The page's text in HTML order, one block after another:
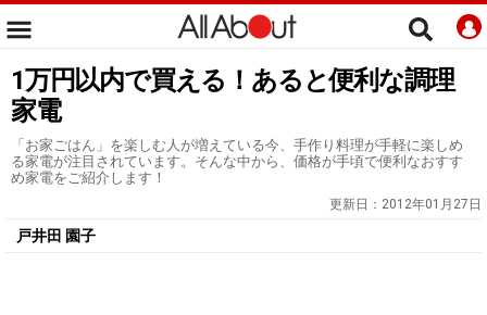
1万円以内で買える！あると便利な調理
家電
「お家ごはん」を楽しむ人が増えている今、手作り料理が手軽に楽しめ
る家電が注目されています。そんな中から、価格が手頃で便利なおすす
め家電をご紹介します！
更新日： 2012年01月27日
戸井田 園子